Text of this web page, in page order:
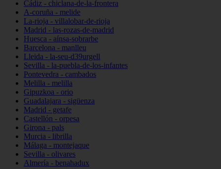
Cádiz - chiclana-de-la-frontera
A-coruña - melide
La-rioja - villalobar-de-rioja
Madrid - las-rozas-de-madrid
Huesca - aínsa-sobrarbe
Barcelona - manlleu
Lleida - la-seu-d39urgell
Sevilla - la-puebla-de-los-infantes
Pontevedra - cambados
Melilla - melilla
Gipuzkoa - orio
Guadalajara - sigüenza
Madrid - getafe
Castellón - orpesa
Girona - pals
Murcia - librilla
Málaga - montejaque
Sevilla - olivares
Almería - benahadux